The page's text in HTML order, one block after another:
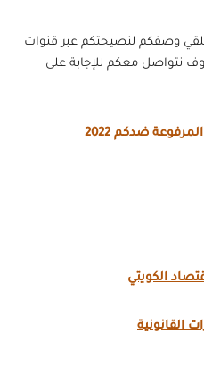
وصفكم لنصيحتكم عبر قنوات
نتواصل معكم للإجابة على
ضدكم 2022
الكويتي
القانونية